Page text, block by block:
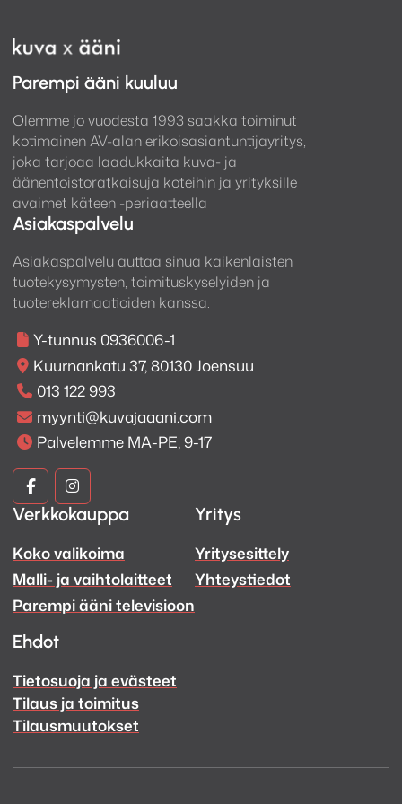
Parempi ääni kuuluu
Olemme jo vuodesta 1993 saakka toiminut
kotimainen AV-alan erikoisasiantuntijayritys,
joka tarjoaa laadukkaita kuva- ja
äänentoistoratkaisuja koteihin ja yrityksille
avaimet käteen -periaatteella
Asiakaspalvelu
Asiakaspalvelu auttaa sinua kaikenlaisten
tuotekysymysten, toimituskyselyiden ja
tuotereklamaatioiden kanssa.
Y-tunnus 0936006-1
Kuurnankatu 37, 80130 Joensuu
013 122 993
myynti@kuvajaaani.com
Palvelemme MA-PE, 9-17
Kuva
ja
Ääni
Facebook
Kuva
ja
Ääni
Instagram
Verkkokauppa
Koko valikoima
Malli- ja vaihtolaitteet
Parempi ääni televisioon
Yritys
Yritysesittely
Yhteystiedot
Ehdot
Tietosuoja ja evästeet
Tilaus ja toimitus
Tilausmuutokset